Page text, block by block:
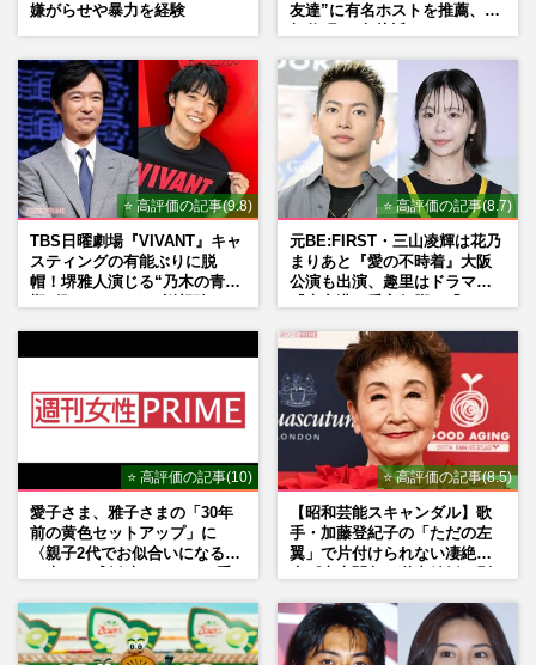
嫌がらせや暴力を経験
友達”に有名ホストを推薦、歌
⭐ 高評価の記事(9.8)
TBS日曜劇場『VIVANT』キャ
スティングの有能ぶりに脱
帽！堺雅人演じる“乃木の青年
⭐ 高評価の記事(8.7)
元BE:FIRST・三山凌輝は花乃
まりあと『愛の不時着』大阪
公演も出演、趣里はドラマ
⭐ 高評価の記事(10)
愛子さま、雅子さまの「30年
前の黄色セットアップ」に
〈親子2代でお似合いになる〉
⭐ 高評価の記事(8.5)
【昭和芸能スキャンダル】歌
手・加藤登紀子の「ただの左
翼」で片付けられない凄絶半